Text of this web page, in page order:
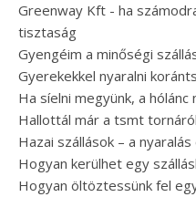
Greenway Kft - ha
tisztaság
Gyengéim a minőségi
Gyerekekkel nyaralni
Ha síelni megyünk, a
Hallottál már a tsmt
Hazai szállások – a
Hogyan kerülhet egy
Hogyan öltöztessünk fel